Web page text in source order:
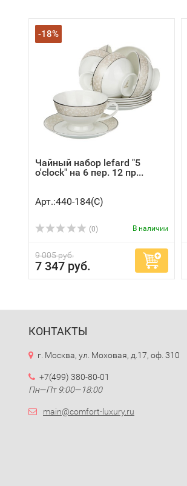
-18%
Чайный набор lefard "5
o'clock" на 6 пер. 12 пр...
Арт.:440-184(C)
(0) В наличии
9 005 руб.
7 347 руб.
КОНТАКТЫ
г. Москва, ул. Моховая, д.17, оф. 310
+7(499) 380-80-01
Пн—Пт 9:00—18:00
main@comfort-luxury.ru